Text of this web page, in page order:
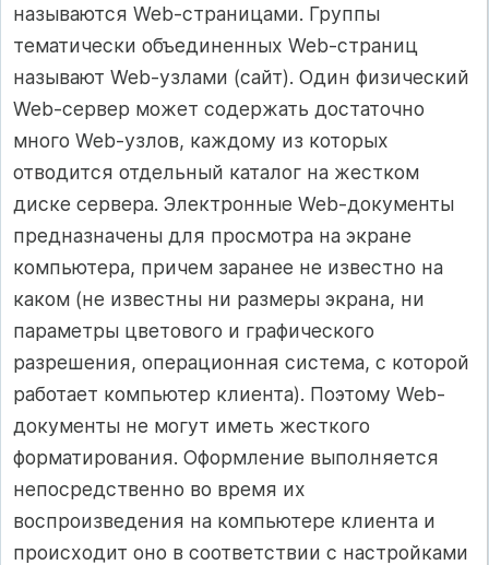
называются Web-страницами. Группы
тематически объединенных Web-страниц
называют Web-узлами (сайт). Один физический
Web-сервер может содержать достаточно
много Web-узлов, каждому из которых
отводится отдельный каталог на жестком
диске сервера. Электронные Web-документы
предназначены для просмотра на экране
компьютера, причем заранее не известно на
каком (не известны ни размеры экрана, ни
параметры цветового и графического
разрешения, операционная система, с которой
работает компьютер клиента). Поэтому Web-
документы не могут иметь жесткого
форматирования. Оформление выполняется
непосредственно во время их
воспроизведения на компьютере клиента и
происходит оно в соответствии с настройками